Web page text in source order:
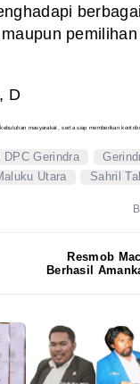
D
masyarakat, serta siap memberikan
DPC Gerindra
Utara Sahril
Resmob
Berhasil